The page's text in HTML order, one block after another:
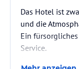
Das Hotel ist
und die
Ein
Service.